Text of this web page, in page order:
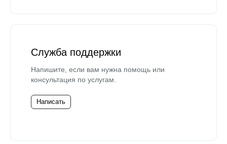
Служба поддержки
Напишите, если вам нужна помощь или
консультация по услугам.
Написать